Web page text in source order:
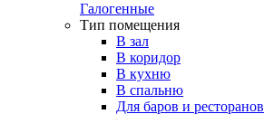
Галогенные
Тип помещения
В зал
В коридор
В кухню
В спальню
Для баров и ресторанов